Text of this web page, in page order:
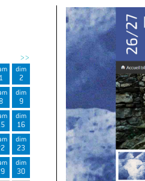
>>
1
dim
2
8
dim
9
dim
16
dim
23
dim
30